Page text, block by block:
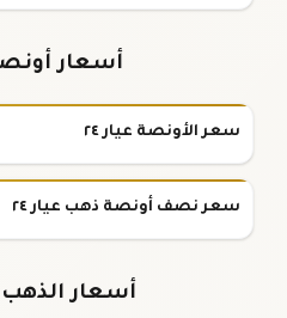
أسعار
سعر الأونصة عيار ٢٤
سعر نصف أونصة ذهب عيار ٢٤
أسعار الذهب